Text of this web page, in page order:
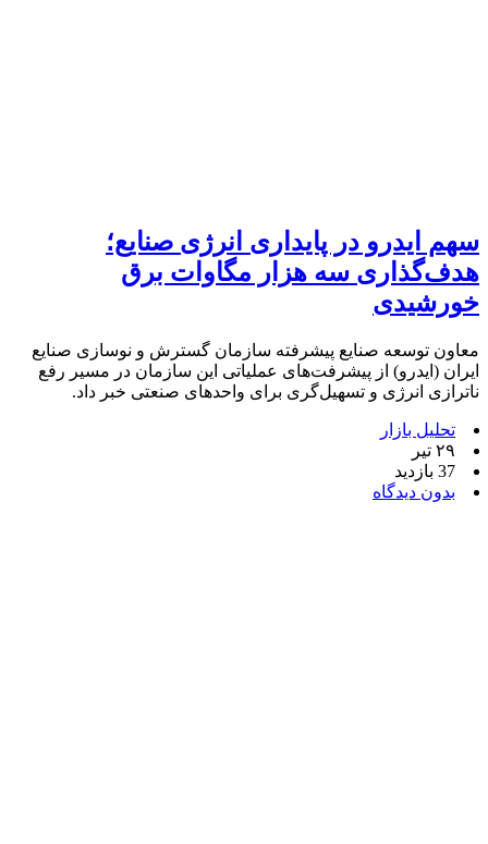
سهم ایدرو در پایداری انرژی صنایع؛
هدف‌گذاری سه هزار مگاوات برق
خورشیدی
معاون توسعه صنایع پیشرفته سازمان گسترش و نوسازی صنایع
ایران (ایدرو) از پیشرفت‌های عملیاتی این سازمان در مسیر رفع
ناترازی انرژی و تسهیل‌گری برای واحدهای صنعتی خبر داد.
تحلیل بازار
۲۹ تیر
37 بازدید
بدون دیدگاه